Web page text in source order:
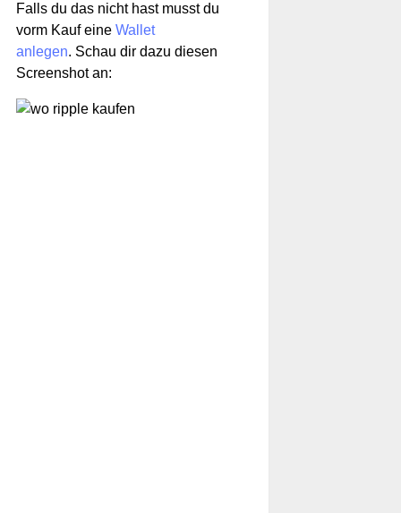
Falls du das nicht hast musst du
vorm Kauf eine Wallet
anlegen. Schau dir dazu diesen
Screenshot an: